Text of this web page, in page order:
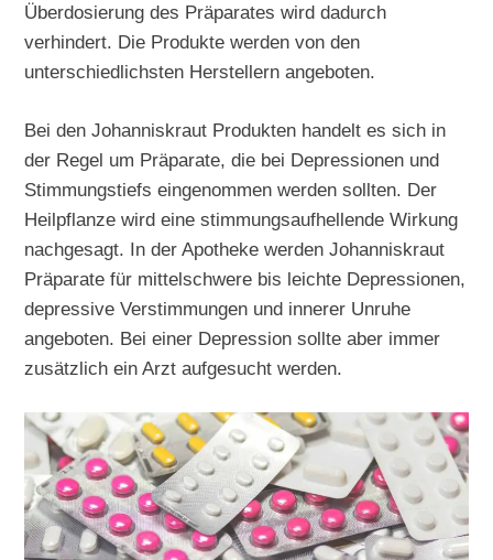
Überdosierung des Präparates wird dadurch
verhindert. Die Produkte werden von den
unterschiedlichsten Herstellern angeboten.
Bei den Johanniskraut Produkten handelt es sich in
der Regel um Präparate, die bei Depressionen und
Stimmungstiefs eingenommen werden sollten. Der
Heilpflanze wird eine stimmungsaufhellende Wirkung
nachgesagt. In der Apotheke werden Johanniskraut
Präparate für mittelschwere bis leichte Depressionen,
depressive Verstimmungen und innerer Unruhe
angeboten. Bei einer Depression sollte aber immer
zusätzlich ein Arzt aufgesucht werden.